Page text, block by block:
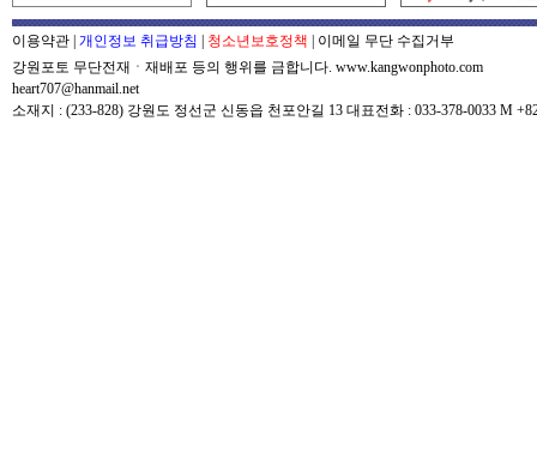
이용약관 개인정보 취급방침 청소년보호정책
이메일 무단 수집거부
강원포토 무단전재ㆍ재배포 등의 행위를 금합니다. www.kangwonphoto.com
heart707@hanmail.net
소재지 : (233-828) 강원도 정선군 신동읍 천포안길 13 대표전화 : 033-378-0033 M